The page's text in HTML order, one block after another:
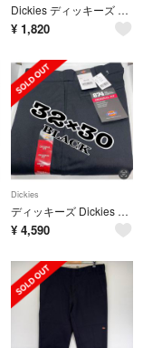
Dickies ディッキーズ カノコ プリント 半袖 ポロシャツ sizeL/ライトグレー ■◆ メンズ
¥ 1,820
Dickies
ディッキーズ Dickies オリジナル 874 ワークパンツ ブラック
¥ 4,590